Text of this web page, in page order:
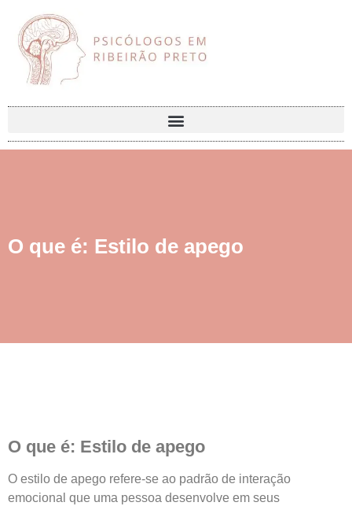
O que é: Estilo de apego
O que é: Estilo de apego
O estilo de apego refere-se ao padrão de interação
emocional que uma pessoa desenvolve em seus